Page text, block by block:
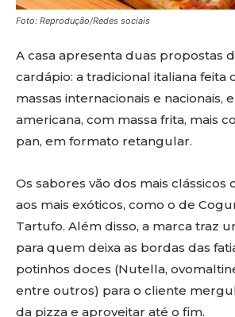
Foto: Reprodução/Redes sociais
A casa apresenta duas propostas
cardápio: a tradicional italiana feita
massas internacionais e nacionais,
americana, com massa frita, mais
pan, em formato retangular.
Os sabores vão dos mais clássicos
aos mais exóticos, como o de
Tartufo. Além disso, a marca traz
para quem deixa as bordas das
potinhos doces (Nutella,
entre outros) para o cliente
da pizza e aproveitar até o fim.